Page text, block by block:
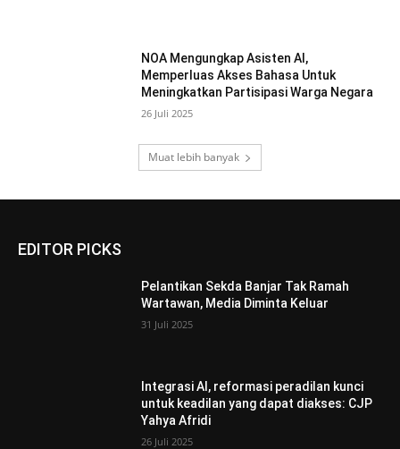
NOA Mengungkap Asisten AI,
Memperluas Akses Bahasa Untuk
Meningkatkan Partisipasi Warga Negara
26 Juli 2025
Muat lebih banyak
EDITOR PICKS
Pelantikan Sekda Banjar Tak Ramah
Wartawan, Media Diminta Keluar
31 Juli 2025
Integrasi AI, reformasi peradilan kunci
untuk keadilan yang dapat diakses: CJP
Yahya Afridi
26 Juli 2025